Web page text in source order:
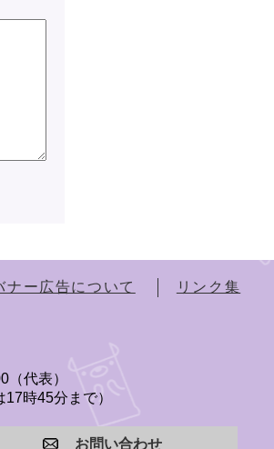
ナー広告について リンク集
（代表）
17時45分まで）
お問い合わせ